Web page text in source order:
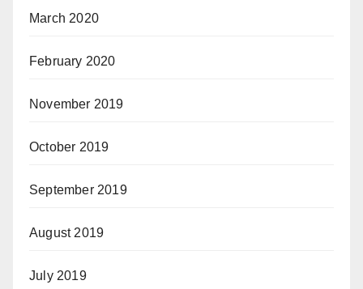
March 2020
February 2020
November 2019
October 2019
September 2019
August 2019
July 2019